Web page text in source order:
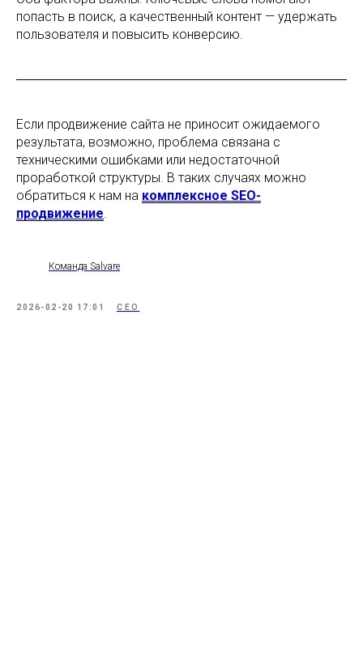
попасть в поиск, а качественный контент — удержать
пользователя и повысить конверсию.
Если продвижение сайта не приносит ожидаемого
результата, возможно, проблема связана с
техническими ошибками или недостаточной
проработкой структуры. В таких случаях можно
обратиться к нам на комплексное SEO-
продвижение
Команда Salvare
2026-02-20 17:01 СЕО
Все права защищены. Использования материалов
сайта разрешено только с согласия правообладателя.
г. Уфа, ул. Цюрупы, 151/1
ИП Самигуллин Вадим Филюсович
ОГРНИП 322028000029041
ИНН 024505048445